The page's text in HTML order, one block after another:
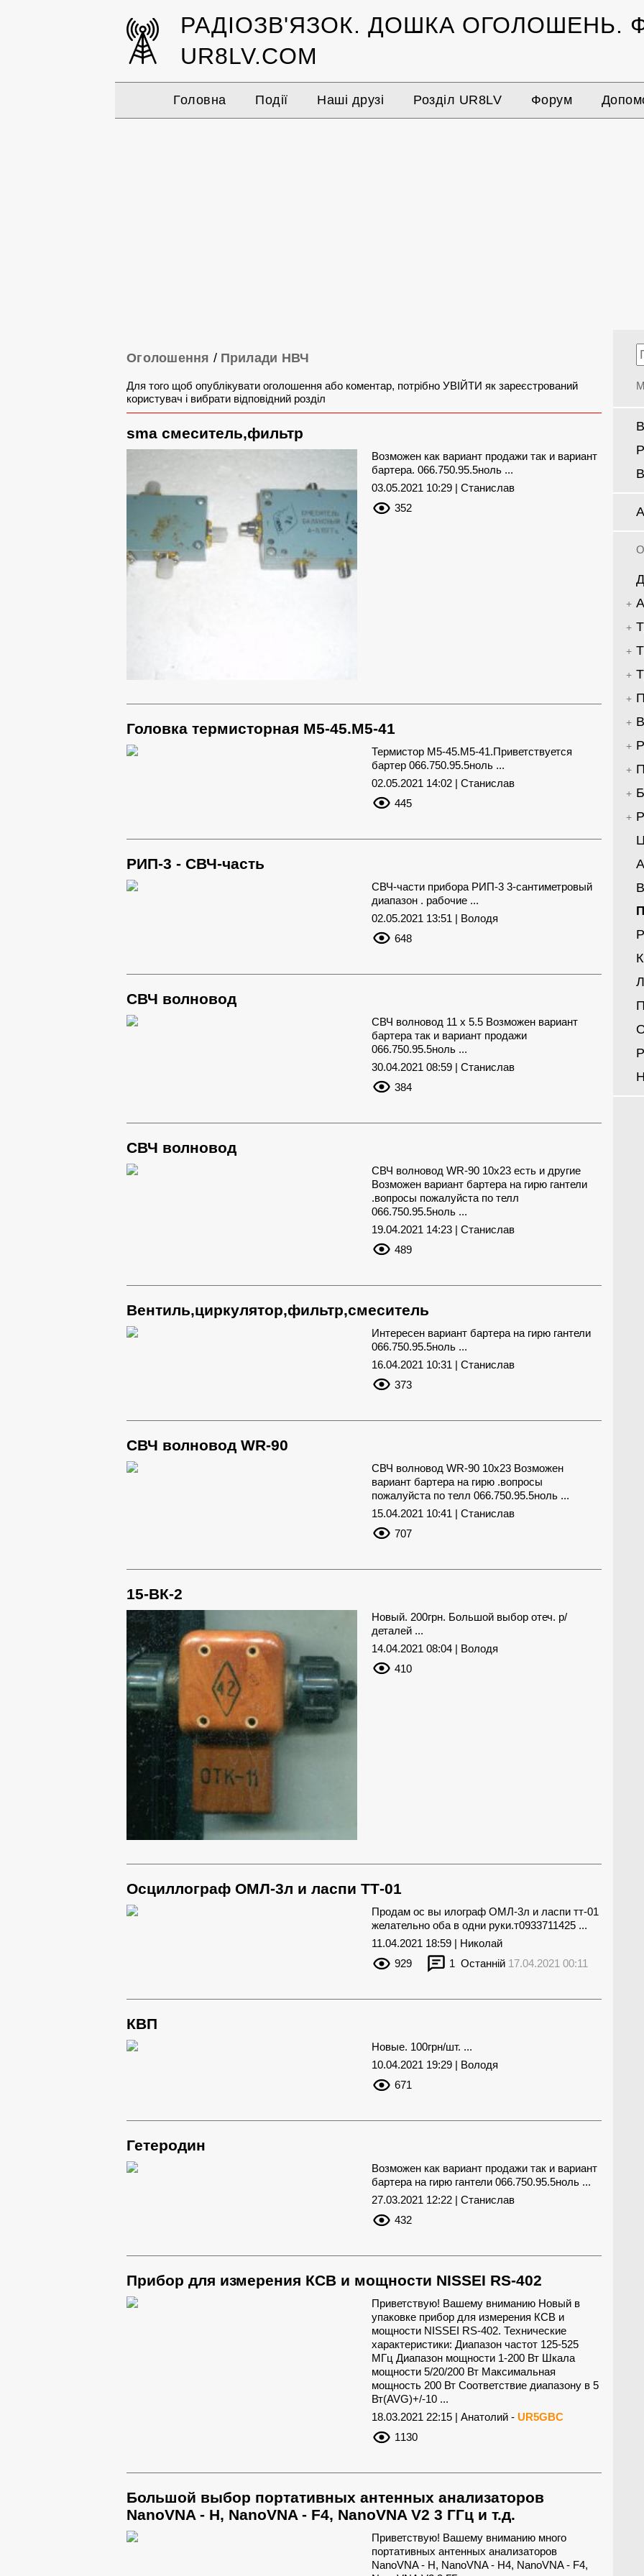
РАДІОЗВ'ЯЗОК. ДОШКА ОГОЛОШЕНЬ.
UR8LV.COM
Головна Події Наші друзі Розділ UR8LV Форум
Оголошення / Прилади НВЧ
Для того щоб опублікувати оголошення або коментар, потрібно УВІЙТИ як зареєстрований
користувач і вибрати відповідний розділ
sma смеситель,фильтр
Возможен как вариант продажи так и вариант
бартера. 066.750.95.5ноль ...
03.05.2021 10:29 | Станислав
352
Головка термисторная М5-45.М5-41
Термистор М5-45.М5-41.Приветствуется
бартер 066.750.95.5ноль ...
02.05.2021 14:02 | Станислав
445
РИП-3 - СВЧ-часть
СВЧ-части прибора РИП-3 3-сантиметровый
диапазон . рабочие ...
02.05.2021 13:51 | Володя
648
СВЧ волновод
СВЧ волновод 11 х 5.5 Возможен вариант
бартера так и вариант продажи
066.750.95.5ноль ...
30.04.2021 08:59 | Станислав
384
СВЧ волновод
СВЧ волновод WR-90 10x23 есть и другие
Возможен вариант бартера на гирю гантели
.вопросы пожалуйста по телл
066.750.95.5ноль ...
19.04.2021 14:23 | Станислав
489
Вентиль,циркулятор,фильтр,смеситель
Интересен вариант бартера на гирю гантели
066.750.95.5ноль ...
16.04.2021 10:31 | Станислав
373
СВЧ волновод WR-90
СВЧ волновод WR-90 10x23 Возможен
вариант бартера на гирю .вопросы
пожалуйста по телл 066.750.95.5ноль ...
15.04.2021 10:41 | Станислав
707
15-ВК-2
Новый. 200грн. Большой выбор отеч. р/
деталей ...
14.04.2021 08:04 | Володя
410
Осциллограф ОМЛ-3л и ласпи ТТ-01
Продам ос вы илограф ОМЛ-3л и ласпи тт-01
желательно оба в одни руки.т0933711425 ...
11.04.2021 18:59 | Николай
929
1 Останній 17.04.2021 00:11
КВП
Новые. 100грн/шт. ...
10.04.2021 19:29 | Володя
671
Гетеродин
Возможен как вариант продажи так и вариант
бартера на гирю гантели 066.750.95.5ноль ...
27.03.2021 12:22 | Станислав
432
Прибор для измерения КСВ и мощности NISSEI RS-402
Приветствую! Вашему вниманию Новый в
упаковке прибор для измерения КСВ и
мощности NISSEI RS-402. Технические
характеристики: Диапазон частот 125-525
МГц Диапазон мощности 1-200 Вт Шкала
мощности 5/20/200 Вт Максимальная
мощность 200 Вт Соответствие диапазону в 5
Вт(AVG)+/-10 ...
18.03.2021 22:15 | Анатолий - UR5GBC
1130
Большой выбор портативных антенных анализаторов
NanoVNA - H, NanoVNA - F4, NanoVNA V2 3 ГГц и т.д.
Приветствую! Вашему вниманию много
портативных антенных анализаторов
NanoVNA - H, NanoVNA - H4, NanoVNA - F4,